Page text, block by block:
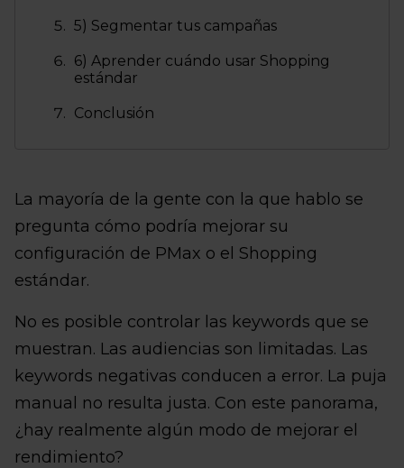
5) Segmentar tus campañas
6) Aprender cuándo usar Shopping
estándar
Conclusión
La mayoría de la gente con la que hablo se
pregunta cómo podría mejorar su
configuración de PMax o el Shopping
estándar.
No es posible controlar las keywords que se
muestran. Las audiencias son limitadas. Las
keywords negativas conducen a error. La puja
manual no resulta justa. Con este panorama,
¿hay realmente algún modo de mejorar el
rendimiento?